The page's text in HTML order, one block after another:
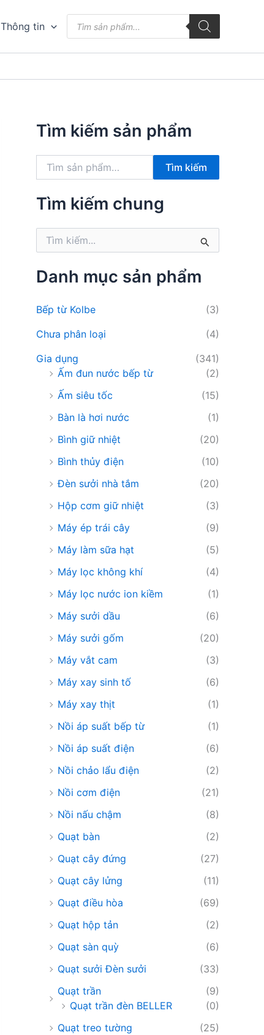
Thông tin
kiếm
phẩm
Tìm kiếm sản phẩm
k
Tìm kiếm
Tìm kiếm chung
k
m
Danh mục sản phẩm
Bếp từ Kolbe
(3)
Chưa phân loại
(4)
Gia dụng
(341)
Ấm đun nước bếp từ
(2)
Ấm siêu tốc
(15)
Bàn là hơi nước
(1)
Bình giữ nhiệt
(20)
Bình thủy điện
(10)
Đèn sưởi nhà tắm
(20)
Hộp cơm giữ nhiệt
(3)
Máy ép trái cây
(9)
Máy làm sữa hạt
(5)
Máy lọc không khí
(4)
Máy lọc nước ion kiềm
(1)
Máy sưởi dầu
(6)
Máy sưởi gốm
(20)
Máy vắt cam
(3)
Máy xay sinh tố
(6)
Máy xay thịt
(1)
Nồi áp suất bếp từ
(1)
Nồi áp suất điện
(6)
Nồi chảo lẩu điện
(2)
Nồi cơm điện
(21)
Nồi nấu chậm
(8)
Quạt bàn
(2)
Quạt cây đứng
(27)
Quạt cây lửng
(11)
Quạt điều hòa
(69)
Quạt hộp tản
(2)
Quạt sàn quỳ
(6)
Quạt sưởi Đèn sưởi
(33)
Quạt trần
(9)
Quạt trần đèn BELLER
(0)
Quạt treo tường
(25)